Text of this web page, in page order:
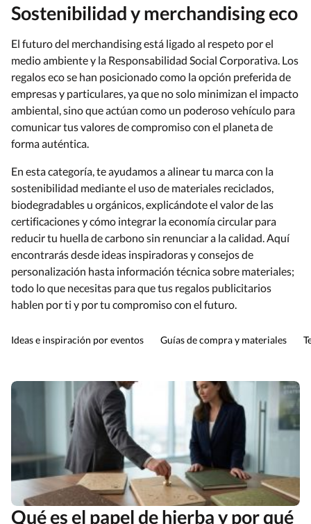
Sostenibilidad y merchandising eco
El futuro del merchandising está ligado al respeto por el
medio ambiente y la Responsabilidad Social Corporativa. Los
regalos eco se han posicionado como la opción preferida de
empresas y particulares, ya que no solo minimizan el impacto
ambiental, sino que actúan como un poderoso vehículo para
comunicar tus valores de compromiso con el planeta de
forma auténtica.
En esta categoría, te ayudamos a alinear tu marca con la
sostenibilidad mediante el uso de materiales reciclados,
biodegradables u orgánicos, explicándote el valor de las
certificaciones y cómo integrar la economía circular para
reducir tu huella de carbono sin renunciar a la calidad. Aquí
encontrarás desde ideas inspiradoras y consejos de
personalización hasta información técnica sobre materiales;
todo lo que necesitas para que tus regalos publicitarios
hablen por ti y por tu compromiso con el futuro.
Ideas e inspiración por eventos Guías de compra y materiales
Qué es el papel de hierba y por qué